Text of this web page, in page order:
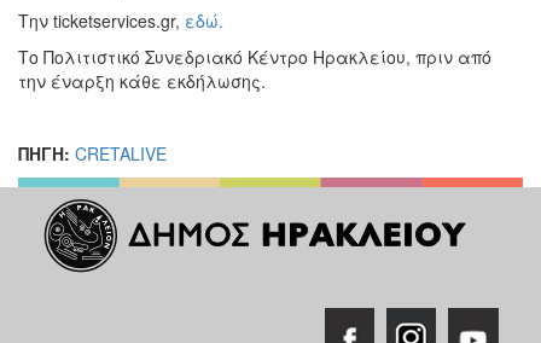
Την ticketservices.gr, εδώ.
Το Πολιτιστικό Συνεδριακό Κέντρο Ηρακλείου, πριν από
την έναρξη κάθε εκδήλωσης.
ΠΗΓΗ: CRETALIVE